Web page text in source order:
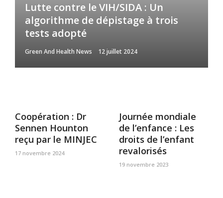
Lutte contre le VIH/SIDA : Un
algorithme de dépistage à trois
tests adopté
Green And Health News 12 juillet 2024
Coopération : Dr
Sennen Hounton
reçu par le MINJEC
17 novembre 2024
Journée mondiale
de l’enfance : Les
droits de l’enfant
revalorisés
19 novembre 2023